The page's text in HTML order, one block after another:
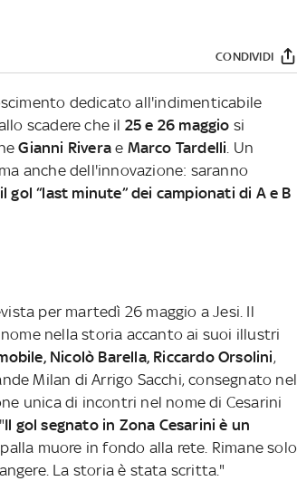
CONDIVIDI
dedicato all'indimenticabile
scadere che il 25 e 26 maggio si
Gianni Rivera e Marco Tardelli. Un
anche dell'innovazione: saranno
“last minute” dei campionati di A e B
per martedì 26 maggio a Jesi. Il
nella storia accanto ai suoi illustri
Nicolò Barella, Riccardo Orsolini,
Milan di Arrigo Sacchi, consegnato nel
unica di incontri nel nome di Cesarini
Il gol segnato in Zona Cesarini è un
muore in fondo alla rete. Rimane solo
La storia è stata scritta."